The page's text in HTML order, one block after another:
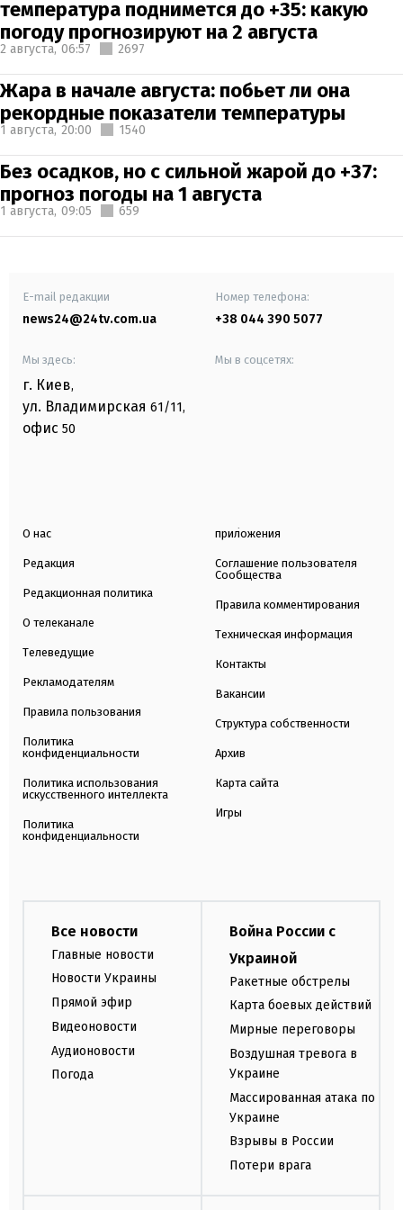
температура поднимется до +35: какую
погоду прогнозируют на 2 августа
2 августа, 06:57 2697
Жара в начале августа: побьет ли она
рекордные показатели температуры
1 августа, 20:00 1540
Без осадков, но с сильной жарой до +37:
прогноз погоды на 1 августа
1 августа, 09:05 659
E-mail редакции
news24@24tv.com.ua
Номер телефона:
+38 044 390 5077
Мы здесь:
г. Киев,
ул. Владимирская 61/11,
офис 50
Мы в соцсетях:
О нас
Редакция
Редакционная политика
О телеканале
Телеведущие
Рекламодателям
Правила пользования
Политика
конфиденциальности
Политика использования
искусственного интеллекта
Политика
конфиденциальности
приложения
Соглашение пользователя
Сообщества
Правила комментирования
Техническая информация
Контакты
Вакансии
Структура собственности
Архив
Карта сайта
Игры
Все новости
Главные новости
Новости Украины
Прямой эфир
Видеоновости
Аудионовости
Погода
Война России с
Украиной
Ракетные обстрелы
Карта боевых действий
Мирные переговоры
Воздушная тревога в
Украине
Массированная атака по
Украине
Взрывы в России
Потери врага